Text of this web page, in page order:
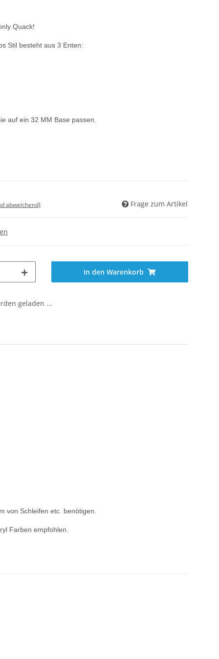
Quack!
Stil besteht aus 3 Enten:
auf ein 32 MM Base passen.
abweichend) Frage zum Artikel
In den Warenkorb
geladen ...
von Schleifen etc. benötigen.
Farben empfohlen.